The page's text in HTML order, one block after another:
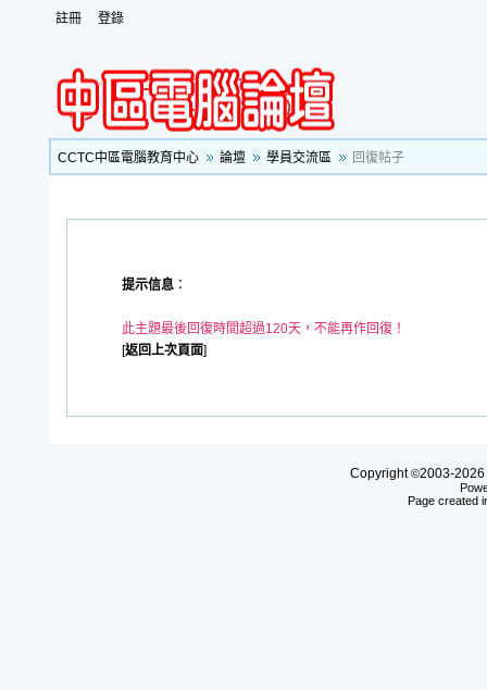
註冊 登錄
CCTC中區電腦教育中心 論壇 學員交流區 回復帖子
提示信息 ：
此主題最後回復時間超過120天，不能再作回復！
[返回上次頁面]
Copyright©2003-2026
Page created